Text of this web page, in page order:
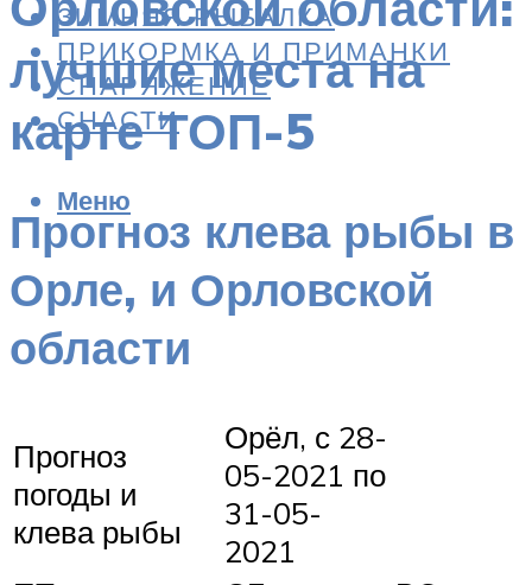
ЗИМНЯЯ РЫБАЛКА
ПРИКОРМКА И ПРИМАНКИ
СНАРЯЖЕНИЕ
СНАСТИ
Меню
лучшие места на
карте ТОП-5
Прогноз клева рыбы в
Орле, и Орловской
области
Прогноз
погоды и
клева рыбы
Орёл, с 28-
05-2021 по
31-05-
2021